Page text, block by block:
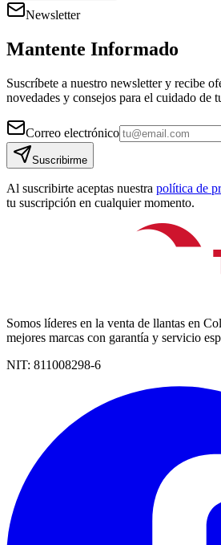
Newsletter
Mantente Informado
Suscríbete a nuestro newsletter y recibe
novedades y consejos para el cuidado de
Correo electrónico
Suscribirme
Al suscribirte aceptas nuestra política de
tu suscripción en cualquier momento.
Somos líderes en la venta de llantas en
mejores marcas con garantía y servicio
NIT: 811008298-6